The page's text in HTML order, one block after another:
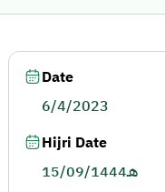
Date
6/4/2023
Hijri Date
15/09/1444هـ